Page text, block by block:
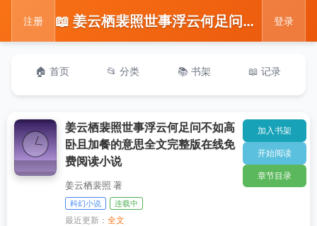
注册 📖 姜云栖裴照世事浮云何足问不如高卧且加餐的意思全文完整版在线免费阅读小说 登录
🏠 首页 📂 分类 📚 书架 📖 记录
姜云栖裴照世事浮云何足问不如高
卧且加餐的意思全文完整版在线免
费阅读小说
姜云栖裴照 著
科幻小说 连载中
最近更新：全文
加入书架
开始阅读
章节目录